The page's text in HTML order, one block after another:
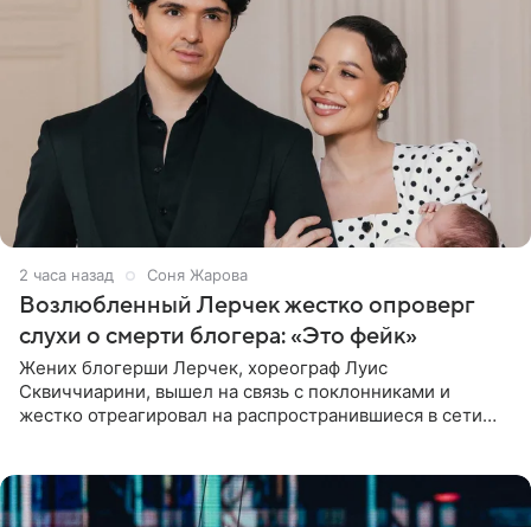
2 часа назад Соня Жарова
Возлюбленный Лерчек жестко опроверг
слухи о смерти блогера: «Это фейк»
Жених блогерши Лерчек, хореограф Луис
Сквиччиарини, вышел на связь с поклонниками и
жестко отреагировал на распространившиеся в сети